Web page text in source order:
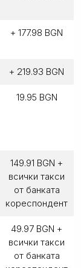
+ 177.98 BGN
+ 219.93 BGN
19.95 BGN
149.91 BGN +
всички такси
от банката
кореспондент
49.97 BGN +
всички такси
от банката